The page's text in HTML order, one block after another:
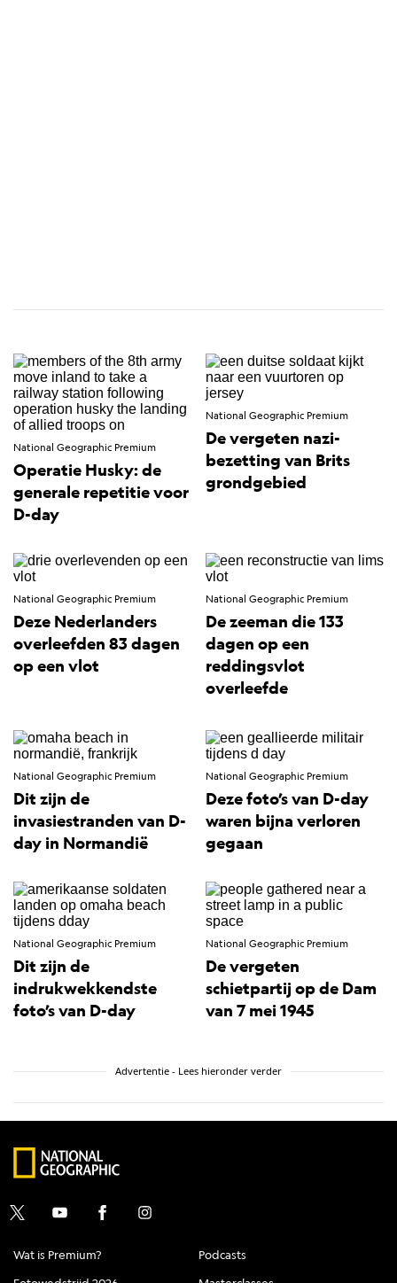
National Geographic Premium
Operatie Husky: de
generale repetitie voor
D-day
National Geographic Premium
De vergeten nazi-
bezetting van Brits
grondgebied
National Geographic Premium
Deze Nederlanders
overleefden 83 dagen
op een vlot
National Geographic Premium
De zeeman die 133
dagen op een
reddingsvlot
overleefde
National Geographic Premium
Dit zijn de
invasiestranden van D-
day in Normandië
National Geographic Premium
Deze foto’s van D-day
waren bijna verloren
gegaan
National Geographic Premium
Dit zijn de
indrukwekkendste
foto’s van D-day
National Geographic Premium
De vergeten
schietpartij op de Dam
van 7 mei 1945
Advertentie - Lees hieronder verder
Wat is Premium?
Podcasts